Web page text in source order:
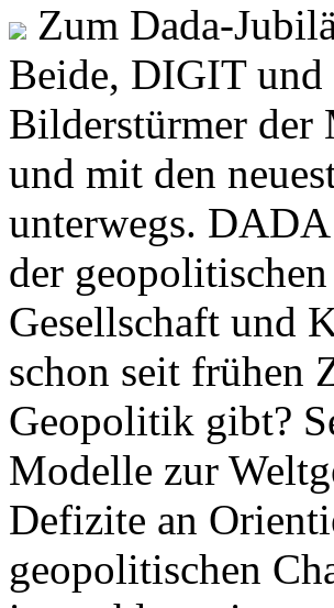
Zum Dada-
Beide, DIGIT
Bilderstürmer der
und mit den
unterwegs.
der
Gesellschaft und
schon seit frühen
Geopolitik gibt?
Modelle zur
Defizite an
geopolitischen